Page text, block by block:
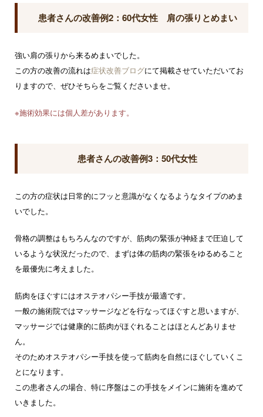
患者さんの改善例2：60代女性 肩の張りとめまい
強い肩の張りから来るめまいでした。
この方の改善の流れは症状改善ブログにて掲載させていただいてお
りますので、ぜひそちらをご覧くださいませ。
※施術効果には個人差があります。
患者さんの改善例3：50代女性
この方の症状は日常的にフッと意識がなくなるようなタイプのめま
いでした。
骨格の調整はもちろんなのですが、筋肉の緊張が神経まで圧迫して
いるような状況だったので、まずは体の筋肉の緊張をゆるめること
を最優先に考えました。
筋肉をほぐすにはオステオパシー手技が最適です。
一般の施術院ではマッサージなどを行なってほぐすと思いますが、
マッサージでは健康的に筋肉がほぐれることはほとんどありませ
ん。
そのためオステオパシー手技を使って筋肉を自然にほぐしていくこ
とになります。
この患者さんの場合、特に序盤はこの手技をメインに施術を進めて
いきました。